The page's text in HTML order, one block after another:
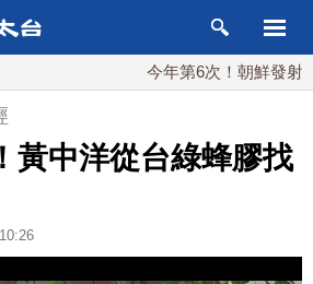
今年第6次！朝鮮發射彈道導
黃中洋從台綠蜂膠找